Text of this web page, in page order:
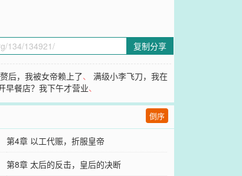
复制分享
后，我被女帝赖上了、满级小李飞刀，我在
早餐店？我下午才营业、
倒序
第4章 以工代赈，折服皇帝
第8章 太后的反击，皇后的决断